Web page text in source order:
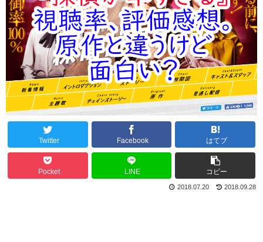
Twitter Facebook はてブ
Pocket LINE コピー
2018.09.28
2018.07.20